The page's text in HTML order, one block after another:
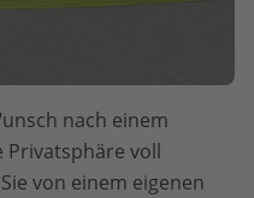
nach einem
Privatsphäre voll
von einem eigenen